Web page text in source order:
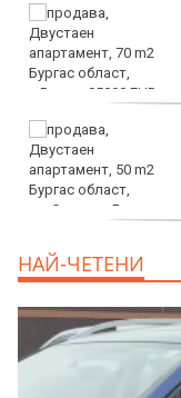
НАЙ-ЧЕТЕНИ